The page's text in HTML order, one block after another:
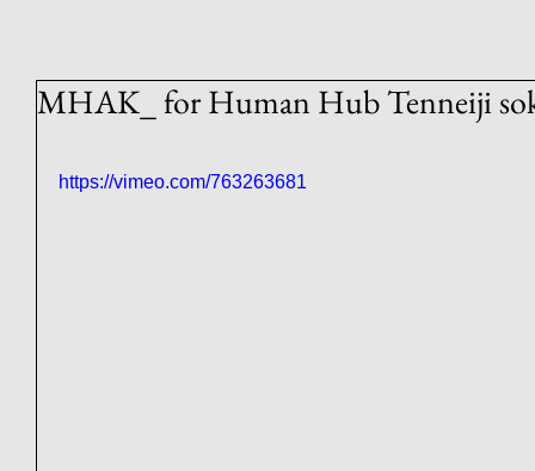
MHAK_ for Human Hub Tenneiji
https://vimeo.com/763263681